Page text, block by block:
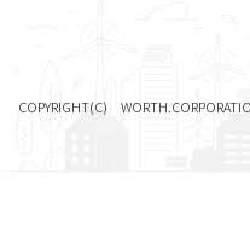
COPYRIGHT(C)